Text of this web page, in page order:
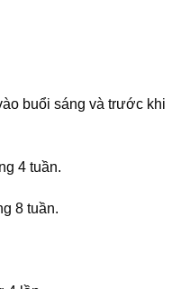
buổi sáng và trước khi
4 tuần.
8 tuần.